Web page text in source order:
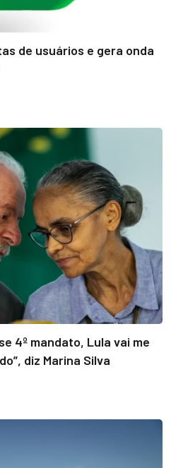
de usuários e gera onda
4º mandato, Lula vai me
diz Marina Silva